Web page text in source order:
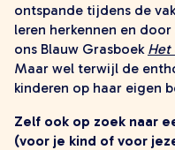
ontspande tijdens de
leren herkennen en
ons Blauw Grasboek Het
Maar wel terwijl de
kinderen op haar eigen
Zelf ook op zoek naar
(voor je kind of voor